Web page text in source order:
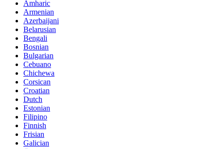
Amharic
Armenian
Azerbaijani
Belarusian
Bengali
Bosnian
Bulgarian
Cebuano
Chichewa
Corsican
Croatian
Dutch
Estonian
Filipino
Finnish
Frisian
Galician